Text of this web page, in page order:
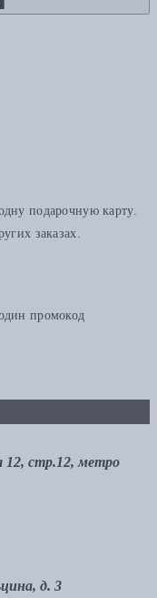
подарочную карту.
заказах.
промокод
12, стр.12, метро
д. 3